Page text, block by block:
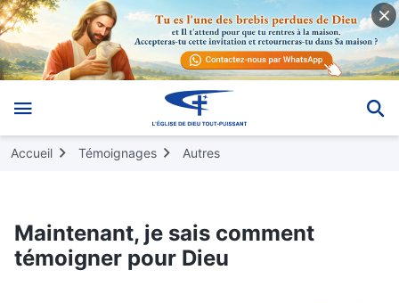
Accueil Témoignages Autres
Maintenant, je sais comment
témoigner pour Dieu